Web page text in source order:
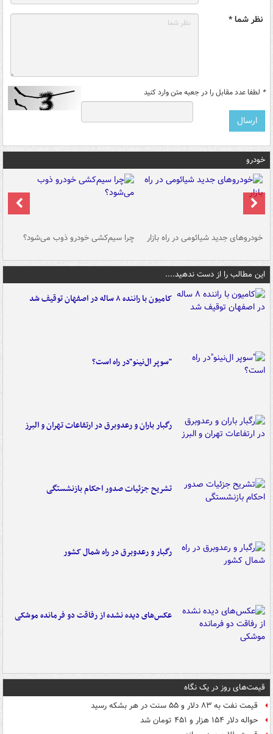
نظر شما *
* لطفا عدد مقابل را در جعبه متن وارد کنید
خودرو
خودروهای جدید شیائومی در راه بازار چرا سیم‌کشی خودرو ذوب می‌شود؟
این مطالب را از دست ندهید....
کامیون با راننده ۸ ساله در اصفهان توقیف شد
"سوپر ال‌نینو"در راه است؟
رگبار باران و رعدوبرق در ارتفاعات تهران و البرز
تشریح جزئیات صدور احکام بازنشستگی
رگبار و رعدوبرق در راه شمال کشور
عکس‌های دیده نشده از رفاقت دو فرمانده‌ موشکی
قیمت‌های روز در یک نگاه
قیمت نفت به ۸۳ دلار و ۵۵ سنت در هر بشکه رسید
حواله دلار ۱۵۴ هزار و ۴۵۱ تومان شد